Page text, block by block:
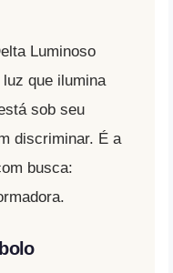
Luminoso
que ilumina
sob seu
discriminar. É a
busca: